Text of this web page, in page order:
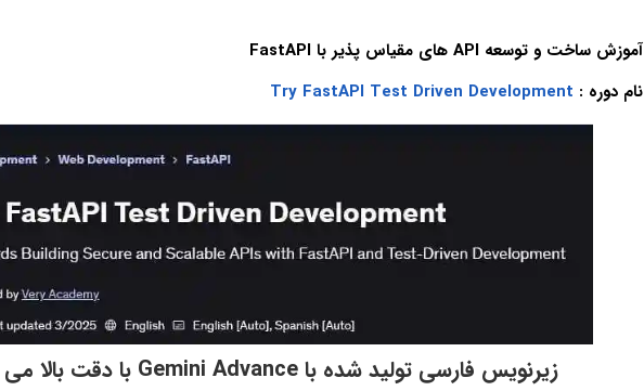
آموزش ساخت و توسعه API های مقیاس پذیر با FastAPI
نام دوره : Try FastAPI Test Driven Development
زیرنویس فارسی تولید شده با Gemini Advance با دقت بالا می باشد